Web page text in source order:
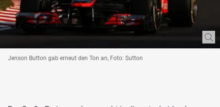
Jenson Button gab erneut den Ton an, Foto: Sutton